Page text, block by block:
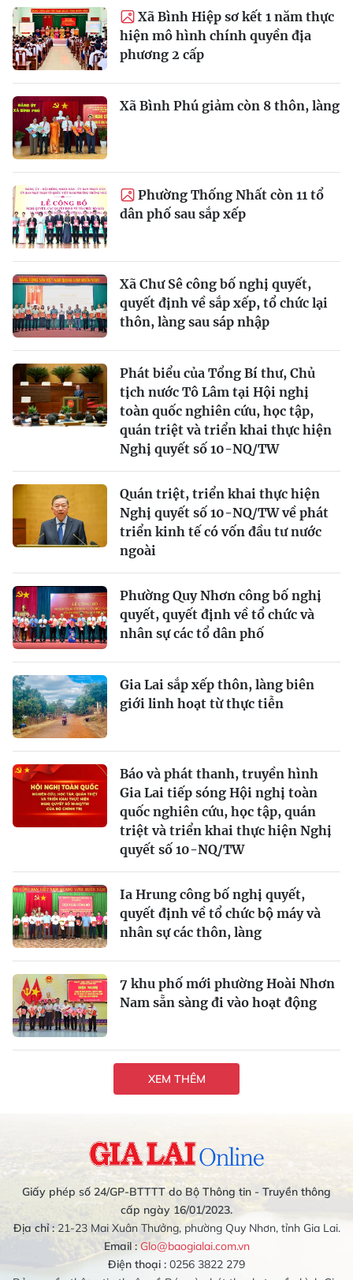
Xã Bình Hiệp sơ kết 1 năm thực
hiện mô hình chính quyền địa
phương 2 cấp
Xã Bình Phú giảm còn 8 thôn, làng
Phường Thống Nhất còn 11 tổ
dân phố sau sắp xếp
Xã Chư Sê công bố nghị quyết,
quyết định về sắp xếp, tổ chức lại
thôn, làng sau sáp nhập
Phát biểu của Tổng Bí thư, Chủ
tịch nước Tô Lâm tại Hội nghị
toàn quốc nghiên cứu, học tập,
quán triệt và triển khai thực hiện
Nghị quyết số 10-NQ/TW
Quán triệt, triển khai thực hiện
Nghị quyết số 10-NQ/TW về phát
triển kinh tế có vốn đầu tư nước
ngoài
Phường Quy Nhơn công bố nghị
quyết, quyết định về tổ chức và
nhân sự các tổ dân phố
Gia Lai sắp xếp thôn, làng biên
giới linh hoạt từ thực tiễn
Báo và phát thanh, truyền hình
Gia Lai tiếp sóng Hội nghị toàn
quốc nghiên cứu, học tập, quán
triệt và triển khai thực hiện Nghị
quyết số 10-NQ/TW
Ia Hrung công bố nghị quyết,
quyết định về tổ chức bộ máy và
nhân sự các thôn, làng
7 khu phố mới phường Hoài Nhơn
Nam sẵn sàng đi vào hoạt động
XEM THÊM
Giấy phép số 24/GP-BTTTT do Bộ Thông tin - Truyền thông
cấp ngày 16/01/2023.
Địa chỉ :21-23 Mai Xuân Thưởng, phường Quy Nhơn, tỉnh Gia Lai.
Email : Glo@baogialai.com.vn
Điện thoại : 0256 3822 279